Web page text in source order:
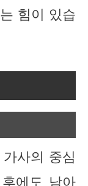
힘이 있습
사의 중심
에도 남아